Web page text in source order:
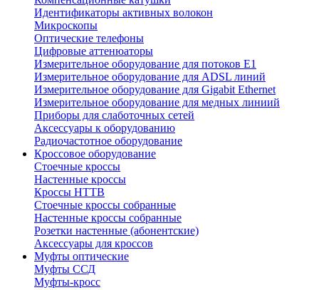
Идентификаторы активных волокон
Микроскопы
Оптические телефоны
Цифровые аттенюаторы
Измерительное оборудование для потоков Е1
Измерительное оборудование для ADSL линий
Измерительное оборудование для Gigabit Ethernet
Измерительное оборудование для медных линиий
Приборы для слаботочных сетей
Аксессуары к оборудованию
Радиочастотное оборудование
Кроссовое оборудование
Стоечные кроссы
Настенные кроссы
Кроссы HTTB
Стоечные кроссы собранные
Настенные кроссы собранные
Розетки настенные (абонентские)
Аксессуары для кроссов
Муфты оптические
Муфты ССД
Муфты-кросс